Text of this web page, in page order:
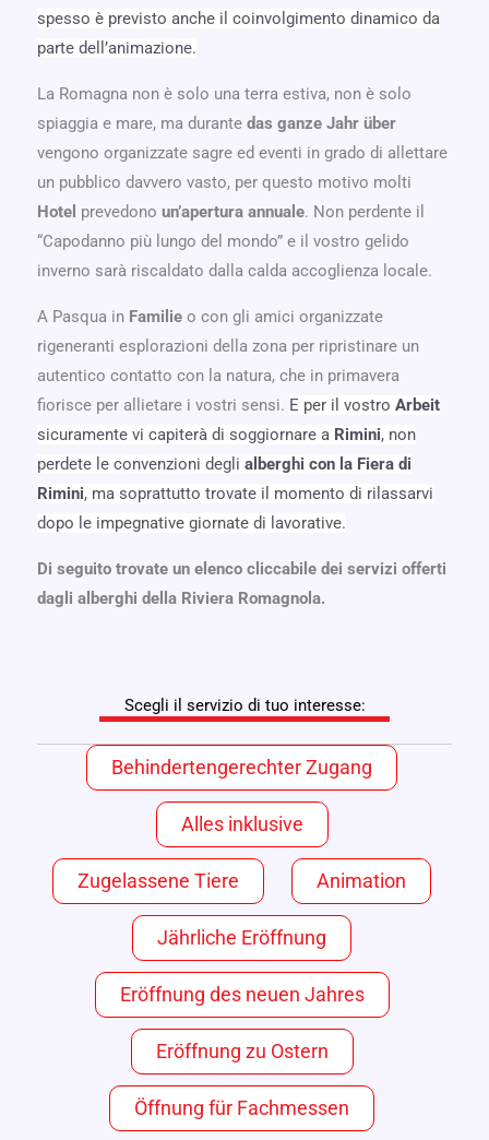
spesso è previsto anche il coinvolgimento dinamico da
parte dell’animazione.
La Romagna non è solo una terra estiva, non è solo
spiaggia e mare, ma durante das ganze Jahr über
vengono organizzate sagre ed eventi in grado di allettare
un pubblico davvero vasto, per questo motivo molti
Hotel prevedono un’apertura annuale. Non perdente il
“Capodanno più lungo del mondo” e il vostro gelido
inverno sarà riscaldato dalla calda accoglienza locale.
A Pasqua in Familie o con gli amici organizzate
rigeneranti esplorazioni della zona per ripristinare un
autentico contatto con la natura, che in primavera
fiorisce per allietare i vostri sensi. E per il vostro Arbeit
sicuramente vi capiterà di soggiornare a Rimini, non
perdete le convenzioni degli alberghi con la Fiera di
Rimini, ma soprattutto trovate il momento di rilassarvi
dopo le impegnative giornate di lavorative.
Di seguito trovate un elenco cliccabile dei servizi offerti
dagli alberghi della Riviera Romagnola.
Scegli il servizio di tuo interesse:
Behindertengerechter Zugang
Alles inklusive
Zugelassene Tiere Animation
Jährliche Eröffnung
Eröffnung des neuen Jahres
Eröffnung zu Ostern
Öffnung für Fachmessen